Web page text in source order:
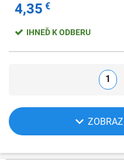
4,35 €
IHNEĎ K ODBERU
1